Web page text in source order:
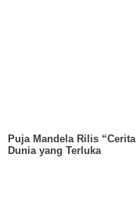
Puja Mandela Rilis
Dunia yang Terluka